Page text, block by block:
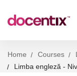
Home Courses
Limba engleză -